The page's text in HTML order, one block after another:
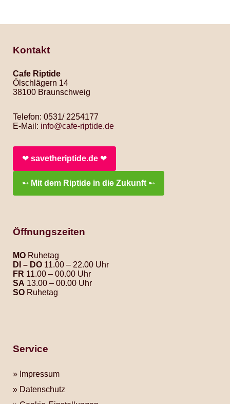
Kontakt
Cafe Riptide
Ölschlägern 14
38100 Braunschweig
Telefon: 0531/ 2254177
E-Mail: info@cafe-riptide.de
❤︎ savetheriptide.de ❤︎
➸ Mit dem Riptide in die Zukunft ➸
Öffnungszeiten
MO Ruhetag
DI – DO 11.00 – 22.00 Uhr
FR 11.00 – 00.00 Uhr
SA 13.00 – 00.00 Uhr
SO Ruhetag
Service
Impressum
Datenschutz